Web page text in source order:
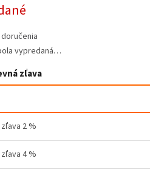
vypredaná…
zľava
2 %
4 %